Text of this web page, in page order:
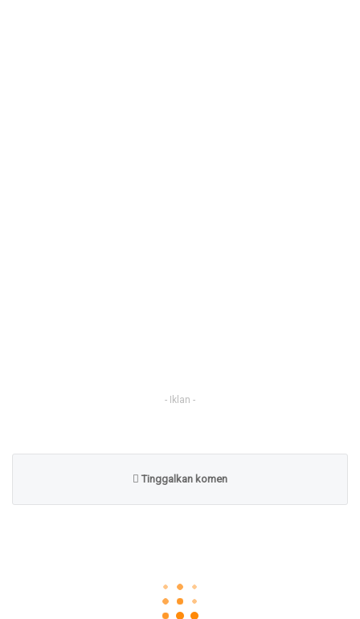
- Iklan -
Tinggalkan komen